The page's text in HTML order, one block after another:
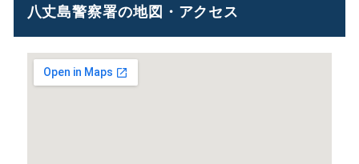
八丈島警察署の地図・アクセス